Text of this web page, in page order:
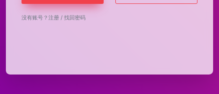
没有账号？ 注册 / 找回密码